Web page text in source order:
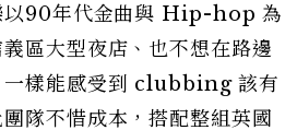
以90年代金曲與 Hip-hop 為
區大型夜店、也不想在路邊
一樣能感受到 clubbing 該有
隊不惜成本，搭配整組英國